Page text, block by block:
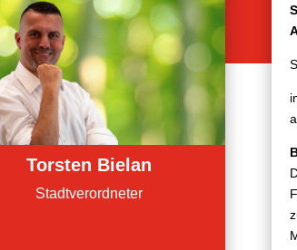
Torsten Bielan
Stadtverordneter